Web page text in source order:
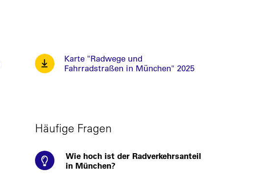
Karte "Radwege und
Fahrradstraßen in München" 2025
Häufige Fragen
Wie hoch ist der Radverkehrsanteil
in München?